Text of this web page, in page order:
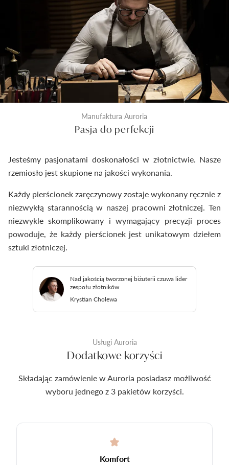
kontrola następuje tuż przed zamknięciem
pierścionka do pudełeczka. Dzięki temu
dostarczymy Ci wyroby jubilerskie najwyższej klasy.
Manufaktura Auroria
Pasja do perfekcji
Jesteśmy pasjonatami doskonałości w złotnictwie. Nasze
rzemiosło jest skupione na jakości wykonania.
Każdy pierścionek zaręczynowy zostaje wykonany ręcznie z
niezwykłą starannością w naszej pracowni złotniczej. Ten
niezwykle skomplikowany i wymagający precyzji proces
powoduje, że każdy pierścionek jest unikatowym dziełem
sztuki złotniczej.
Nad jakością tworzonej biżuterii czuwa lider
zespołu złotników
Krystian Cholewa
Usługi Auroria
Dodatkowe korzyści
Składając zamówienie w Auroria posiadasz możliwość
wyboru jednego z 3 pakietów korzyści.
Komfort